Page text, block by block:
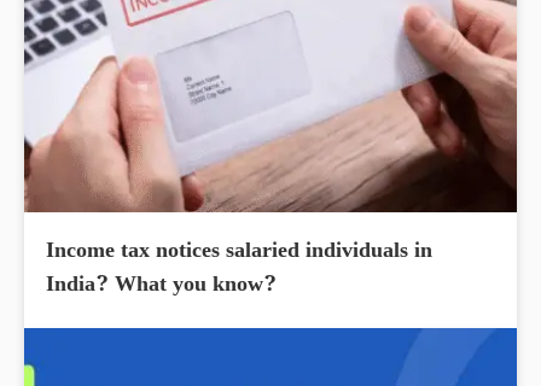
Income tax notices salaried individuals in
India? What you know?